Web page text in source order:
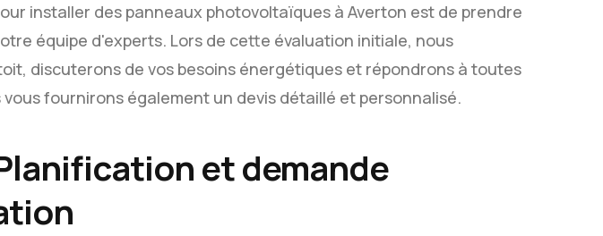
installer des panneaux photovoltaïques à Averton est de prendre
équipe d'experts. Lors de cette évaluation initiale, nous
discuterons de vos besoins énergétiques et répondrons à toutes
vous fournirons également un devis détaillé et personnalisé.
et demande